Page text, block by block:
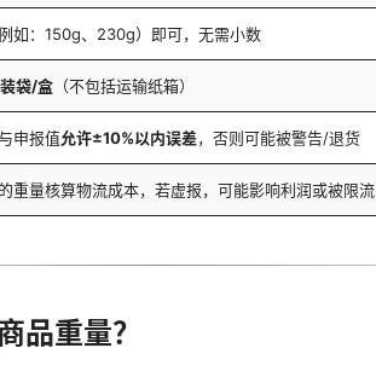
如：150g、230g）即可，无需小数
袋/盒 （不包括运输纸箱）
申报值允许±10%以内误差，否则可能被警告/退货
重量核算物流成本，若虚报，可能影响利润或被限流
品重量？